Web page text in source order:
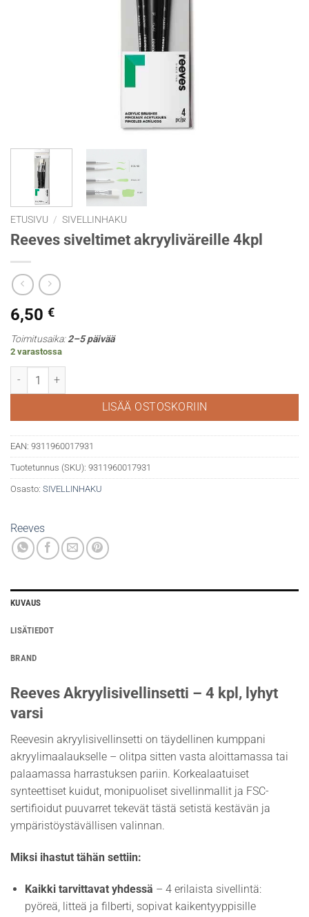
ETUSIVU / SIVELLINHAKU
Reeves siveltimet akryyliväreille 4kpl
6,50 €
Toimitusaika:2–5 päivää
2 varastossa
Reeves siveltimet akryyliväreille 4kpl määrä
LISÄÄ OSTOSKORIIN
EAN: 9311960017931
Tuotetunnus (SKU): 9311960017931
Osasto: SIVELLINHAKU
Reeves
KUVAUS
LISÄTIEDOT
BRAND
Reeves Akryylisivellinsetti – 4 kpl, lyhyt
varsi
Reevesin akryylisivellinsetti on täydellinen kumppani
akryylimaalaukselle – olitpa sitten vasta aloittamassa tai
palaamassa harrastuksen pariin. Korkealaatuiset
synteettiset kuidut, monipuoliset sivellinmallit ja FSC-
sertifioidut puuvarret tekevät tästä setistä kestävän ja
ympäristöystävällisen valinnan.
Miksi ihastut tähän settiin:
Kaikki tarvittavat yhdessä – 4 erilaista sivellintä:
pyöreä, litteä ja filberti, sopivat kaikentyyppisille